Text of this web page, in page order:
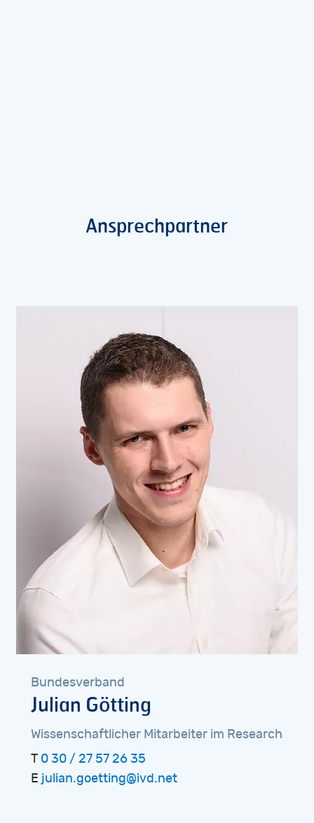
Ansprechpartner
Bundesverband
Julian Götting
Wissenschaftlicher Mitarbeiter im Research
T 0 30 / 27 57 26 35
E julian.goetting@ivd.net